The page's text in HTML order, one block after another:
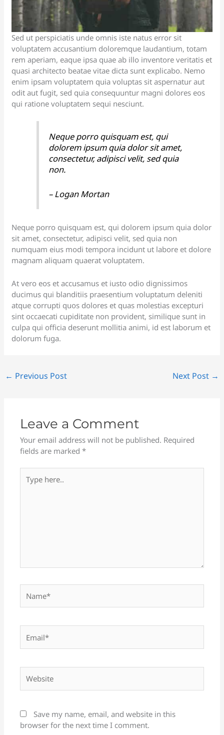
Sed ut perspiciatis unde omnis iste natus error sit
voluptatem accusantium doloremque laudantium, totam
rem aperiam, eaque ipsa quae ab illo inventore veritatis et
quasi architecto beatae vitae dicta sunt explicabo. Nemo
enim ipsam voluptatem quia voluptas sit aspernatur aut
odit aut fugit, sed quia consequuntur magni dolores eos
qui ratione voluptatem sequi nesciunt.
Neque porro quisquam est, qui
dolorem ipsum quia dolor sit amet,
consectetur, adipisci velit, sed quia
non.
– Logan Mortan
Neque porro quisquam est, qui dolorem ipsum quia dolor
sit amet, consectetur, adipisci velit, sed quia non
numquam eius modi tempora incidunt ut labore et dolore
magnam aliquam quaerat voluptatem.
At vero eos et accusamus et iusto odio dignissimos
ducimus qui blanditiis praesentium voluptatum deleniti
atque corrupti quos dolores et quas molestias excepturi
sint occaecati cupiditate non provident, similique sunt in
culpa qui officia deserunt mollitia animi, id est laborum et
dolorum fuga.
← Previous Post Next Post →
Leave a Comment
Your email address will not be published. Required
fields are marked*
here..
Save my name, email, and website in this
browser for the next time I comment.